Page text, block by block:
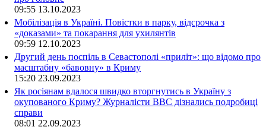
09:55 13.10.2023
Мобілізація в Україні. Повістки в парку, відсрочка з
«доказами» та покарання для ухилянтів
09:59 12.10.2023
Другий день поспіль в Севастополі «приліт»: що відомо про
масштабну «бавовну» в Криму
15:20 23.09.2023
Як росіянам вдалося швидко вторгнутись в Україну з
окупованого Криму? Журналісти ВВС дізнались подробиці
справи
08:01 22.09.2023